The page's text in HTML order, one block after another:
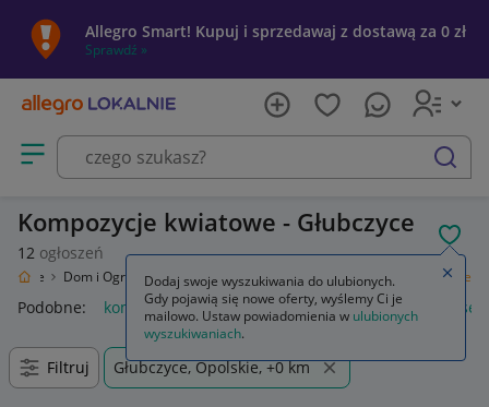
Allegro Smart! Kupuj i sprzedawaj z dostawą za 0 zł
Sprawdź »
Otwórz menu z kategoriami
szukaj
Kompozycje kwiatowe - Głubczyce
12 ogłoszeń
Dom i Ogród Wyposażenie Florystyka Kompozycje kwiatowe
Podobne: kompozycje kwiatowe kompozycje kwiatowe wesele
Filtruj Głubczyce, Opolskie, +0 km
Dodaj swoje wyszukiwania do ulubionych.
Gdy pojawią się nowe oferty, wyślemy Ci je
mailowo. Ustaw powiadomienia w ulubionych
wyszukiwaniach.